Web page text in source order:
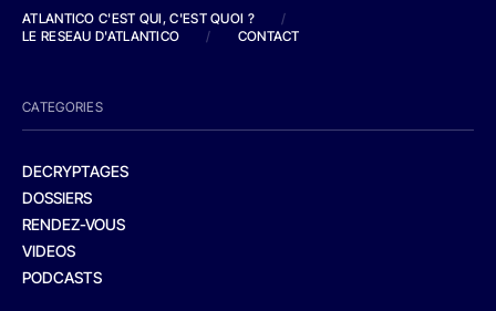
ATLANTICO C'EST QUI, C'EST QUOI ?
/
LE RESEAU D'ATLANTICO
/ CONTACT
CATEGORIES
DECRYPTAGES
DOSSIERS
RENDEZ-VOUS
VIDEOS
PODCASTS